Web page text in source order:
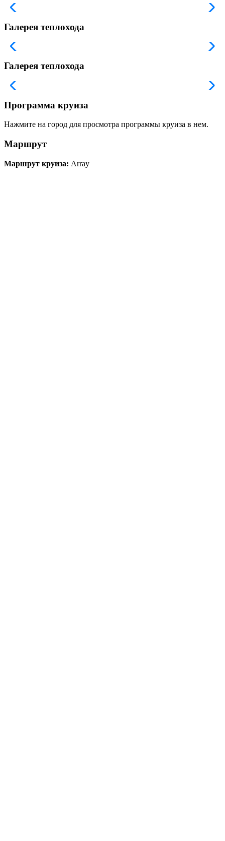
Галерея теплохода
Галерея теплохода
Программа круиза
Нажмите на город для просмотра программы круиза в нем.
Маршрут
Маршрут круиза: Array